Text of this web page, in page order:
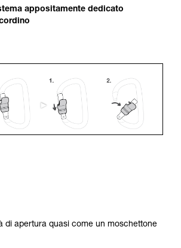
appositamente dedicato
di apertura quasi come un moschettone